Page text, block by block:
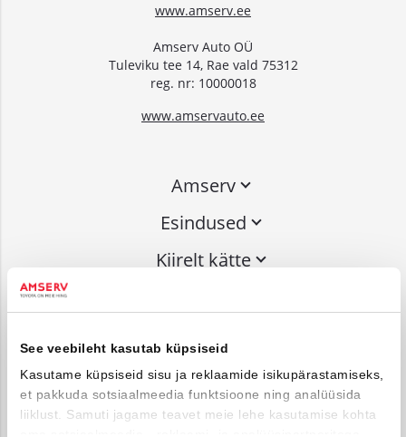
See veebileht kasutab küpsiseid
Kasutame küpsiseid sisu ja reklaamide isikupärastamiseks,
et pakkuda sotsiaalmeedia funktsioone ning analüüsida
liiklust. Samuti jagame teavet meie lehe kasutamise kohta
www.amserv.ee
Amserv Auto OÜ
Tuleviku tee 14, Rae vald 75312
reg. nr: 10000018
www.amservauto.ee
Amserv
Esindused
Kiirelt kätte
Liitu uudiskirjaga
Võta ühendust